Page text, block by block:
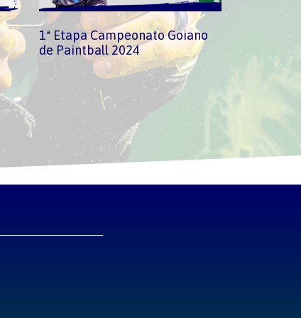
1ª Etapa Campeonato Goiano
de Paintball 2024